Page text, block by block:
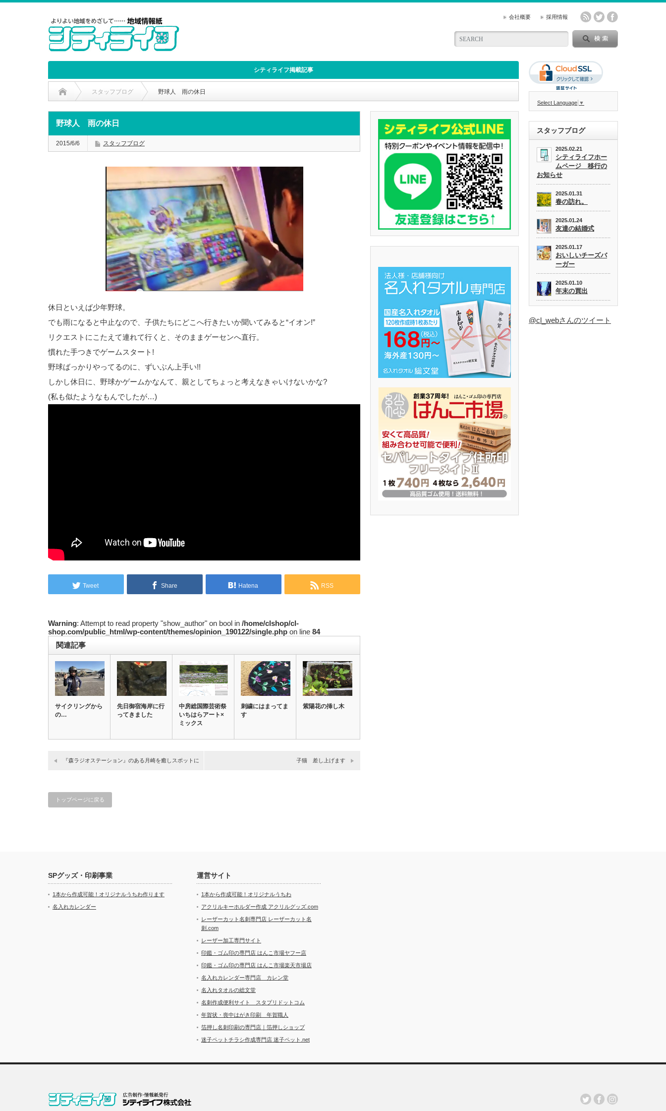
会社概要 採用情報
シティライフ掲載記事
スタッフブログ 野球人 雨の休日
野球人 雨の休日
2015/6/6 スタッフブログ
休日といえば少年野球。
でも雨になると中止なので、子供たちにどこへ行きたいか聞いてみると“イオン!”
リクエストにこたえて連れて行くと、そのままゲーセンへ直行。
慣れた手つきでゲームスタート!
野球ばっかりやってるのに、ずいぶん上手い!!
しかし休日に、野球かゲームかなんて、親としてちょっと考えなきゃいけないかな?
(私も似たようなもんでしたが…)
Tweet Share Hatena RSS
Warning: Attempt to read property "show_author" on bool in /home/clshop/cl-
shop.com/public_html/wp-content/themes/opinion_190122/single.php on line 84
関連記事
サイクリングから
の…
先日御宿海岸に行
ってきました
中房総国際芸術祭
いちはらアート×
ミックス
刺繍にはまってま
す
紫陽花の挿し木
『森ラジオステーション』のある月崎を癒しスポットに 子猫 差し上げます
トップページに戻る
Select Language ▼
スタッフブログ
2025.02.21
シティライフホー
ムページ 移行の
お知らせ
2025.01.31
春の訪れ。
2025.01.24
友達の結婚式
2025.01.17
おいしいチーズバ
ーガー
2025.01.10
年末の買出
@cl_webさんのツイート
SPグッズ・印刷事業
1本から作成可能！オリジナルうちわ作ります
名入れカレンダー
運営サイト
1本から作成可能！オリジナルうちわ
アクリルキーホルダー作成 アクリルグッズ.com
レーザーカット名刺専門店 レーザーカット名
刺.com
レーザー加工専門サイト
印鑑・ゴム印の専門店 はんこ市場ヤフー店
印鑑・ゴム印の専門店 はんこ市場楽天市場店
名入れカレンダー専門店 カレン堂
名入れタオルの総文堂
名刺作成便利サイト スタプリドットコム
年賀状・喪中はがき印刷 年賀職人
箔押し名刺印刷の専門店｜箔押しショップ
迷子ペットチラシ作成専門店 迷子ペット.net